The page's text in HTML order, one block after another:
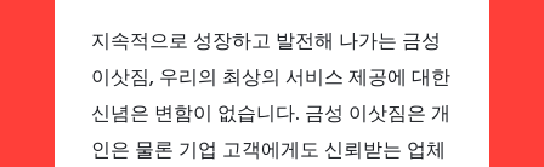
지속적으로 성장하고 발전해 나가는 금성
이삿짐, 우리의 최상의 서비스 제공에 대한
신념은 변함이 없습니다. 금성 이삿짐은 개
인은 물론 기업 고객에게도 신뢰받는 업체